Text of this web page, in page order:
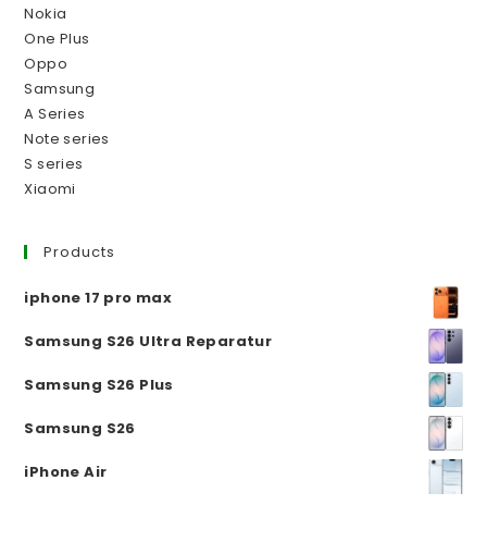
Nokia
One Plus
Oppo
Samsung
A Series
Note series
S series
Xiaomi
Products
iphone 17 pro max
Samsung S26 Ultra Reparatur
Samsung S26 Plus
Samsung S26
iPhone Air